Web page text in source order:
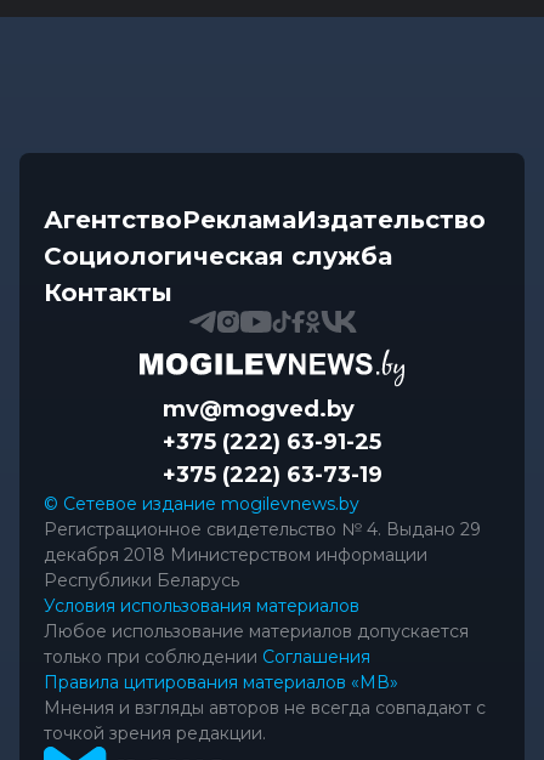
АгентствоРекламаИздательство
Социологическая служба
Контакты
mv@mogved.by
+375 (222) 63-91-25
+375 (222) 63-73-19
© Сетевое издание mogilevnews.by
Регистрационное свидетельство № 4. Выдано 29
декабря 2018 Министерством информации
Республики Беларусь
Условия использования материалов
Любое использование материалов допускается
только при соблюдении Соглашения
Правила цитирования материалов «МВ»
Мнения и взгляды авторов не всегда совпадают с
точкой зрения редакции.